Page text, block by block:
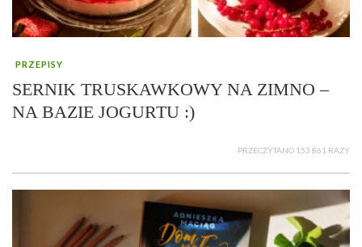
PRZEPISY
SERNIK TRUSKAWKOWY NA ZIMNO –
NA BAZIE JOGURTU :)
PRZECZYTANO 153 861 RAZY